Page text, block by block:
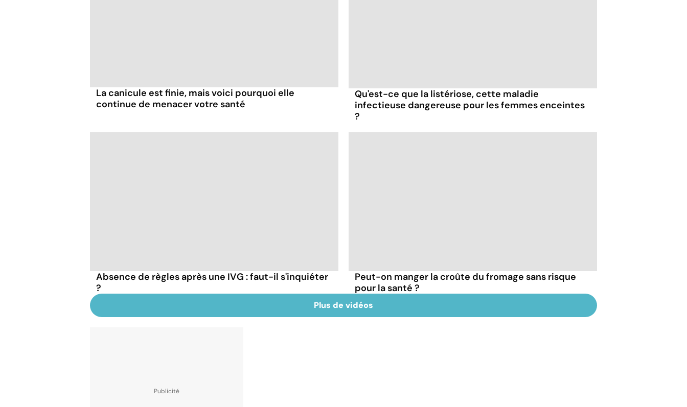
La canicule est finie, mais voici pourquoi elle
continue de menacer votre santé
Qu'est-ce que la listériose, cette maladie
infectieuse dangereuse pour les femmes enceintes
?
Absence de règles après une IVG : faut-il s'inquiéter
?
Peut-on manger la croûte du fromage sans risque
pour la santé ?
Plus de vidéos